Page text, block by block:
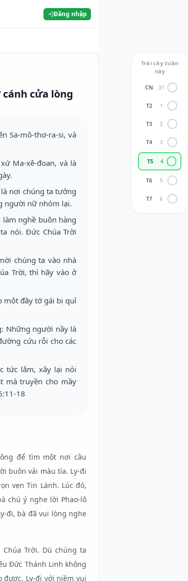
Đăng nhập
cửa lòng
Sa-mô-thơ-ra-si, và
Ma-xê-đoan, và là
nơi chúng ta tưởng
người nữ nhóm lại.
nghề buôn hàng
nói. Đức Chúa Trời
chúng ta vào nhà
Trời, thì hãy vào ở
một đầy tớ gái bị quỉ
Những người nầy là
cứu rỗi cho các
tức lắm, xây lại nói
mà truyền cho mầy
18
để tìm một nơi cầu
buôn vải màu tía. Ly-đi
vẹn Tin Lành. Lúc đó,
chú ý nghe lời Phao-lô
đi, bà đã vui lòng nghe
Trời. Dù chúng ta
Đức Thánh Linh không
được. Ly-đi với niềm vui
Trái cây tuần
này
CN 31
T2 1
T3 2
T4 3
T5 4
T6 5
T7 6